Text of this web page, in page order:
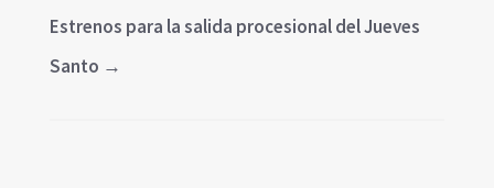
Estrenos para la salida procesional del Jueves
Santo →